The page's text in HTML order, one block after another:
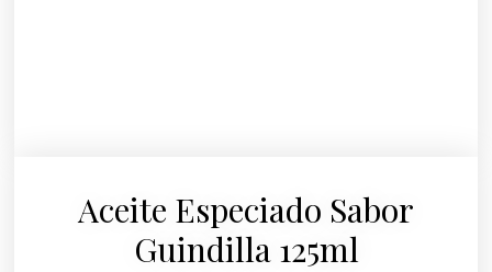
Aceite Especiado Sabor
Guindilla 125ml